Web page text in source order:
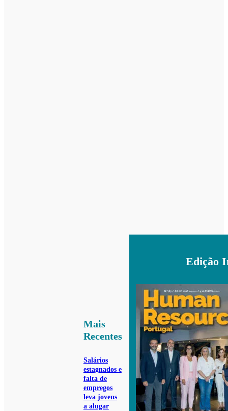
Mais
Recentes
Salários
estagnados e
falta de
empregos
leva jovens
a alugar
Edição